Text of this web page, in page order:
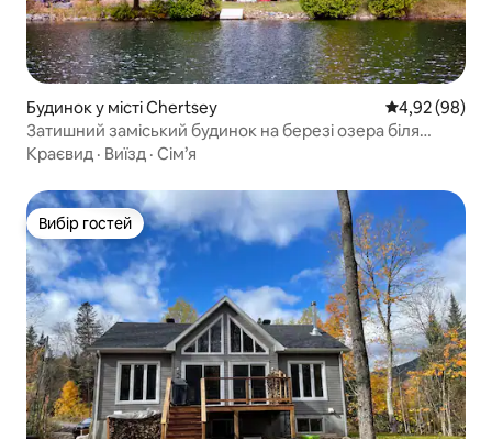
Будинок у місті Chertsey Середня
4,92 (98)
Затишний заміський будинок на березі озера біля
гірськолижного пагорба Монткальм.
Краєвид · Виїзд · Сім’я
Вибір гостей
Вибір гостей